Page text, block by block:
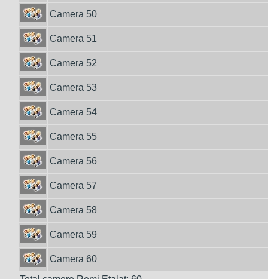
Camera 50
Camera 51
Camera 52
Camera 53
Camera 54
Camera 55
Camera 56
Camera 57
Camera 58
Camera 59
Camera 60